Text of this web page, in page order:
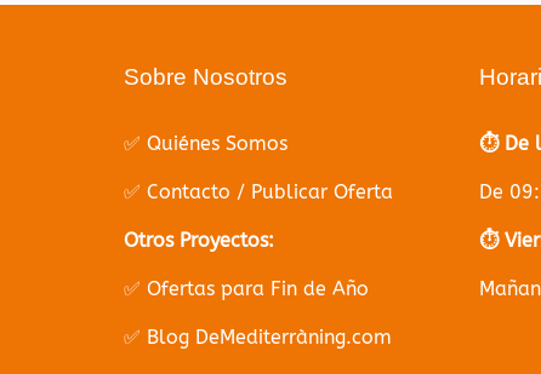
Sobre Nosotros
✅ Quiénes Somos
✅ Contacto / Publicar Oferta
Otros Proyectos:
✅ Ofertas para Fin de Año
✅ Blog DeMediterràning.com
⏱️ De
De
⏱️